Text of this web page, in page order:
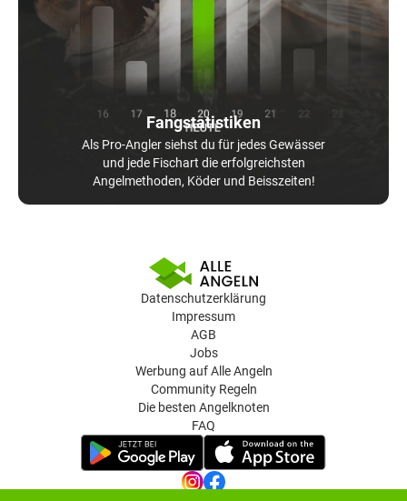
Fangstatistiken
Als Pro-Angler siehst du für jedes Gewässer
und jede Fischart die erfolgreichsten
Angelmethoden, Köder und Beisszeiten!
Datenschutzerklärung
Impressum
AGB
Jobs
Werbung auf Alle Angeln
Community Regeln
Die besten Angelknoten
FAQ